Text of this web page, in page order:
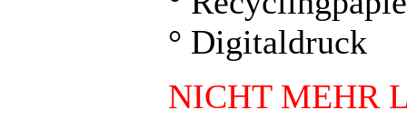
° Digitaldruck
NICHT MEHR